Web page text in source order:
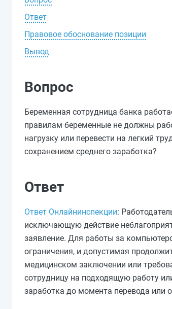
Ответ
Правовое обоснование позиции
Вывод
Вопрос
Беременная сотрудница банка
правилам беременные не должны
нагрузку или перевести на легкий
сохранением среднего заработка?
Ответ
Ответ Онлайнинспекции:
исключающую действие
заявление. Для работы за
ограничения, и допустимая
медицинском заключении или
сотрудницу на подходящую работу
заработка до момента перевода или